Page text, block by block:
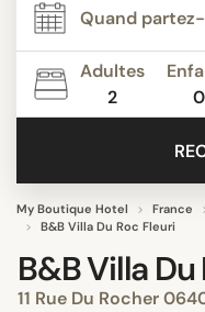
Inspiration
Media
Adultes
2
0
My Boutique Hotel France
B&B Villa Du Roc Fleuri
B&B Villa
11 Rue Du Rocher